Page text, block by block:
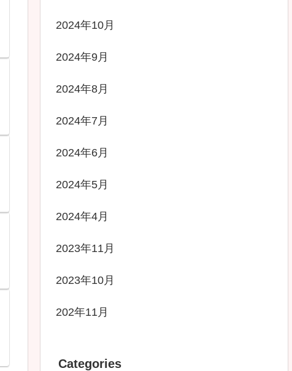
2024年10月
2024年9月
2024年8月
2024年7月
2024年6月
2024年5月
2024年4月
2023年11月
2023年10月
202年11月
Categories